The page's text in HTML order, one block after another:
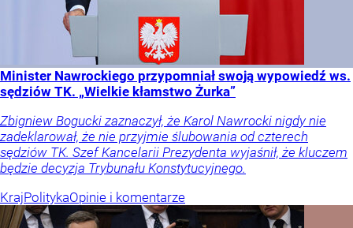
Minister Nawrockiego przypomniał swoją wypowiedź ws.
sędziów TK. „Wielkie kłamstwo Żurka”
Zbigniew Bogucki zaznaczył, że Karol Nawrocki nigdy nie
zadeklarował, że nie przyjmie ślubowania od czterech
sędziów TK. Szef Kancelarii Prezydenta wyjaśnił, że kluczem
będzie decyzja Trybunału Konstytucyjnego.
KrajPolitykaOpinie i komentarze